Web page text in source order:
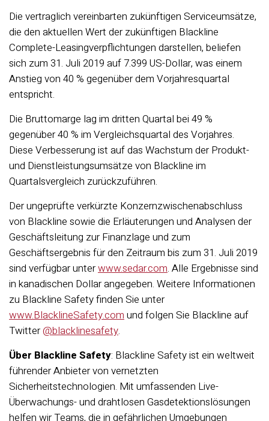
Die vertraglich vereinbarten zukünftigen Serviceumsätze,
die den aktuellen Wert der zukünftigen Blackline
Complete-Leasingverpflichtungen darstellen, beliefen
sich zum 31. Juli 2019 auf 7.399 US-Dollar, was einem
Anstieg von 40 % gegenüber dem Vorjahresquartal
entspricht.
Die Bruttomarge lag im dritten Quartal bei 49 %
gegenüber 40 % im Vergleichsquartal des Vorjahres.
Diese Verbesserung ist auf das Wachstum der Produkt-
und Dienstleistungsumsätze von Blackline im
Quartalsvergleich zurückzuführen.
Der ungeprüfte verkürzte Konzernzwischenabschluss
von Blackline sowie die Erläuterungen und Analysen der
Geschäftsleitung zur Finanzlage und zum
Geschäftsergebnis für den Zeitraum bis zum 31. Juli 2019
sind verfügbar unterwww.sedar.com. Alle Ergebnisse sind
in kanadischen Dollar angegeben. Weitere Informationen
zu Blackline Safety finden Sie unter
www.BlacklineSafety.comund folgen Sie Blackline auf
Twitter@blacklinesafety.
Über Blackline Safety: Blackline Safety ist ein weltweit
führender Anbieter von vernetzten
Sicherheitstechnologien. Mit umfassenden Live-
Überwachungs- und drahtlosen Gasdetektionslösungen
helfen wir Teams, die in gefährlichen Umgebungen